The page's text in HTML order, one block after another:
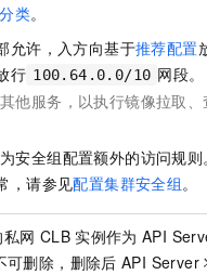
类。
允许，入方向基于推荐配置
行 100.64.0.0/10 网段。
他服务，以执行镜像拉取、
安全组配置额外的访问规
，请参见配置集群安全组 。
网 CLB 实例作为 API
可删除，删除后 API Server